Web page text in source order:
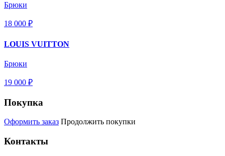
Брюки
18 000 ₽
LOUIS VUITTON
Брюки
19 000 ₽
Покупка
Оформить заказ Продолжить покупки
Контакты